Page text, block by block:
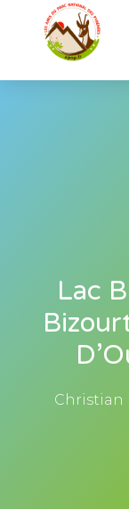
Lac
Christian